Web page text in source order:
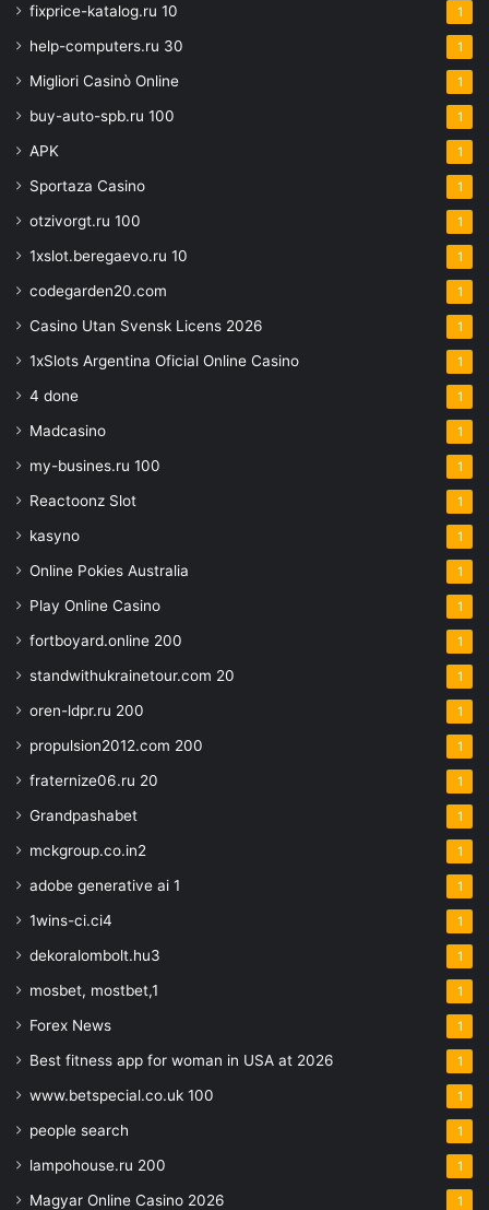
fixprice-katalog.ru 10 1
help-computers.ru 30 1
Migliori Casinò Online 1
buy-auto-spb.ru 100 1
APK 1
Sportaza Casino 1
otzivorgt.ru 100 1
1xslot.beregaevo.ru 10 1
codegarden20.com 1
Casino Utan Svensk Licens 2026 1
1xSlots Argentina Oficial Online Casino 1
4 done 1
Madcasino 1
my-busines.ru 100 1
Reactoonz Slot 1
kasyno 1
Online Pokies Australia 1
Play Online Casino 1
fortboyard.online 200 1
standwithukrainetour.com 20 1
oren-ldpr.ru 200 1
propulsion2012.com 200 1
fraternize06.ru 20 1
Grandpashabet 1
mckgroup.co.in2 1
adobe generative ai 1 1
1wins-ci.ci4 1
dekoralombolt.hu3 1
mosbet, mostbet,1 1
Forex News 1
Best fitness app for woman in USA at 2026 1
www.betspecial.co.uk 100 1
people search 1
lampohouse.ru 200 1
Magyar Online Casino 2026 1